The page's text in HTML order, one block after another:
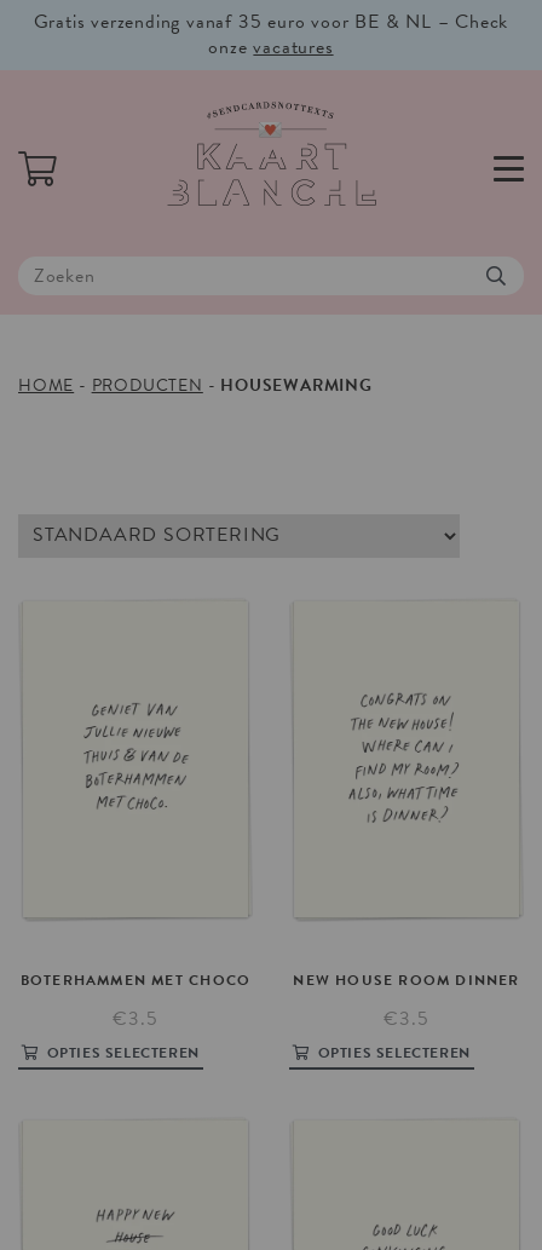
Gratis verzending vanaf 35 euro voor BE & NL – Check
onzevacatures
HOME - PRODUCTEN - HOUSEWARMING
BOTERHAMMEN MET CHOCO
€3.5
OPTIES SELECTEREN
NEW HOUSE ROOM DINNER
€3.5
OPTIES SELECTEREN